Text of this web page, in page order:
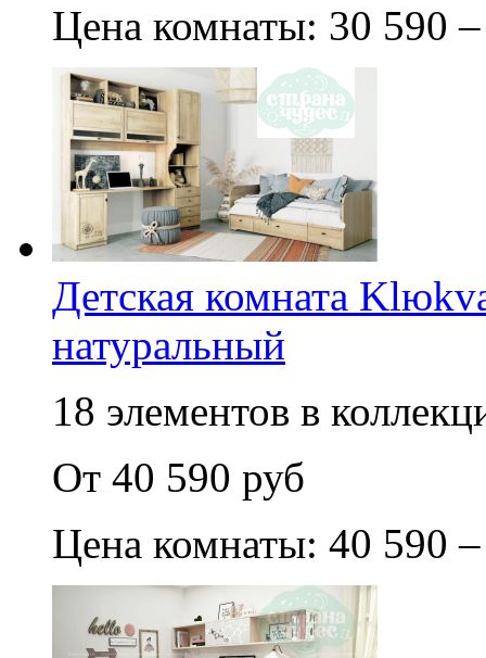
Цена комнаты: 30 590
Детская комната
натуральный
18 элементов в
От 40 590 руб
Цена комнаты: 40 590